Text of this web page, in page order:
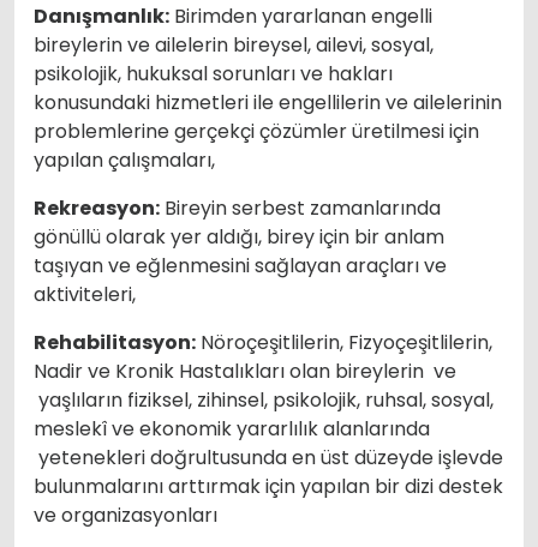
Danışmanlık: Birimden yararlanan engelli
bireylerin ve ailelerin bireysel, ailevi, sosyal,
psikolojik, hukuksal sorunları ve hakları
konusundaki hizmetleri ile engellilerin ve ailelerinin
problemlerine gerçekçi çözümler üretilmesi için
yapılan çalışmaları,
Rekreasyon: Bireyin serbest zamanlarında
gönüllü olarak yer aldığı, birey için bir anlam
taşıyan ve eğlenmesini sağlayan araçları ve
aktiviteleri,
Rehabilitasyon: Nöroçeşitlilerin, Fizyoçeşitlilerin,
Nadir ve Kronik Hastalıkları olan bireylerin ve
yaşlıların fiziksel, zihinsel, psikolojik, ruhsal, sosyal,
meslekî ve ekonomik yararlılık alanlarında
yetenekleri doğrultusunda en üst düzeyde işlevde
bulunmalarını arttırmak için yapılan bir dizi destek
ve organizasyonları